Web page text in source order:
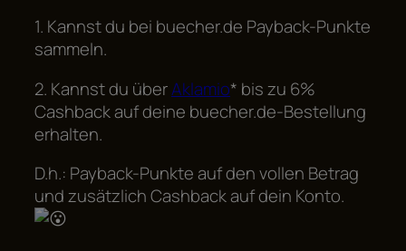
1. Kannst du bei buecher.de Payback-Punkte
sammeln.
2. Kannst du überAklamio* bis zu 6%
Cashback auf deine buecher.de-Bestellung
erhalten.
D.h.: Payback-Punkte auf den vollen Betrag
und zusätzlich Cashback auf dein Konto.